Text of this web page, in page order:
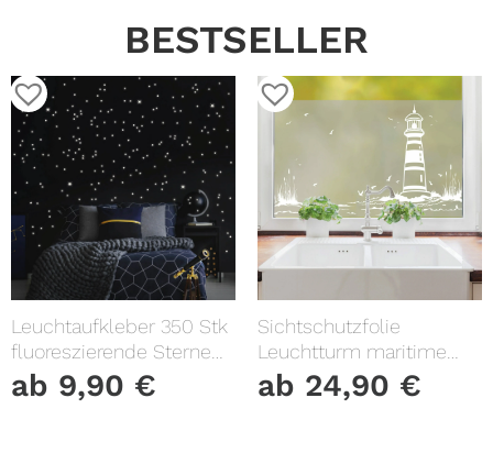
BESTSELLER
Leuchtaufkleber 350 Stk
fluoreszierende Sterne
und Punkte leuchten im
Dunklen Kinderzimmer
ab 9,90 €
Sichtschutzfolie
Leuchtturm maritime
Fensterfolie Fensterdeko
Milchglasfolie
ab 24,90 €